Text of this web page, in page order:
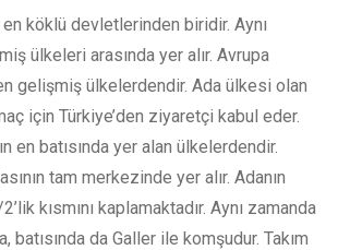
en köklü devletlerinden biridir. Aynı
ülkeleri arasında yer alır. Avrupa
gelişmiş ülkelerdendir. Ada ülkesi olan
için Türkiye’den ziyaretçi kabul eder.
en batısında yer alan ülkelerdendir.
tam merkezinde yer alır. Adanın
kısmını kaplamaktadır. Aynı zamanda
batısında da Galler ile komşudur. Takım